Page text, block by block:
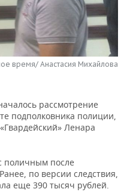
время/ Анастасия Михайлова
рассмотрение
подполковника полиции,
Ленара
поличным после
по версии следствия,
еще 390 тысяч рублей.